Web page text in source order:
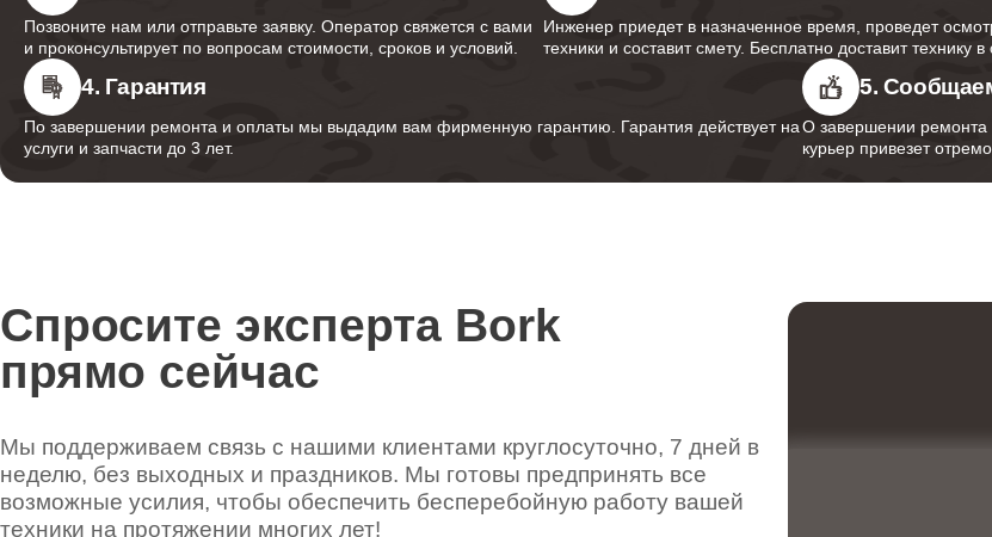
Позвоните нам или отправьте заявку. Оператор свяжется с вами
и проконсультирует по вопросам стоимости, сроков и условий.
Инженер приедет в назначенное время, проведет
техники и составит смету. Бесплатно доставит технику в
4. Гарантия
По завершении ремонта и оплаты мы выдадим вам фирменную гарантию. Гарантия действует на
услуги и запчасти до 3 лет.
5.
О завершении ремонта
курьер привезет
Спросите эксперта Bork
прямо сейчас
Мы поддерживаем связь с нашими клиентами круглосуточно, 7 дней в
неделю, без выходных и праздников. Мы готовы предпринять все
возможные усилия, чтобы обеспечить бесперебойную работу вашей
техники на протяжении многих лет!